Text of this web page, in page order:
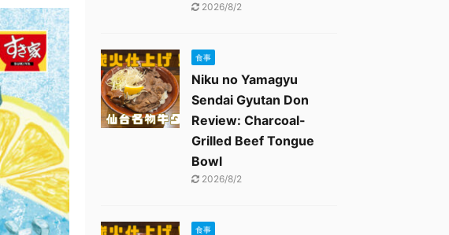
2026/8/2
食事
Niku no Yamagyu
Sendai Gyutan Don
Review: Charcoal-
Grilled Beef Tongue
Bowl
2026/8/2
食事